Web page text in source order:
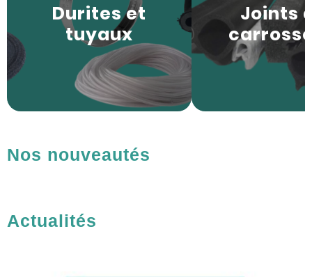
Durites et
tuyaux
Joints
Nos nouveautés
Actualités